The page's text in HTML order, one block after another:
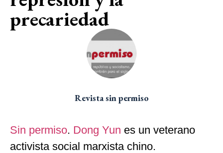
precariedad
Revista sin permiso
Sin permiso. Dong Yun es un veterano
activista social marxista chino.